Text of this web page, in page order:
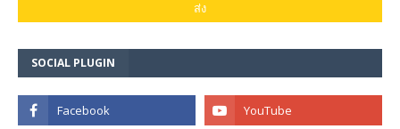
SOCIAL PLUGIN